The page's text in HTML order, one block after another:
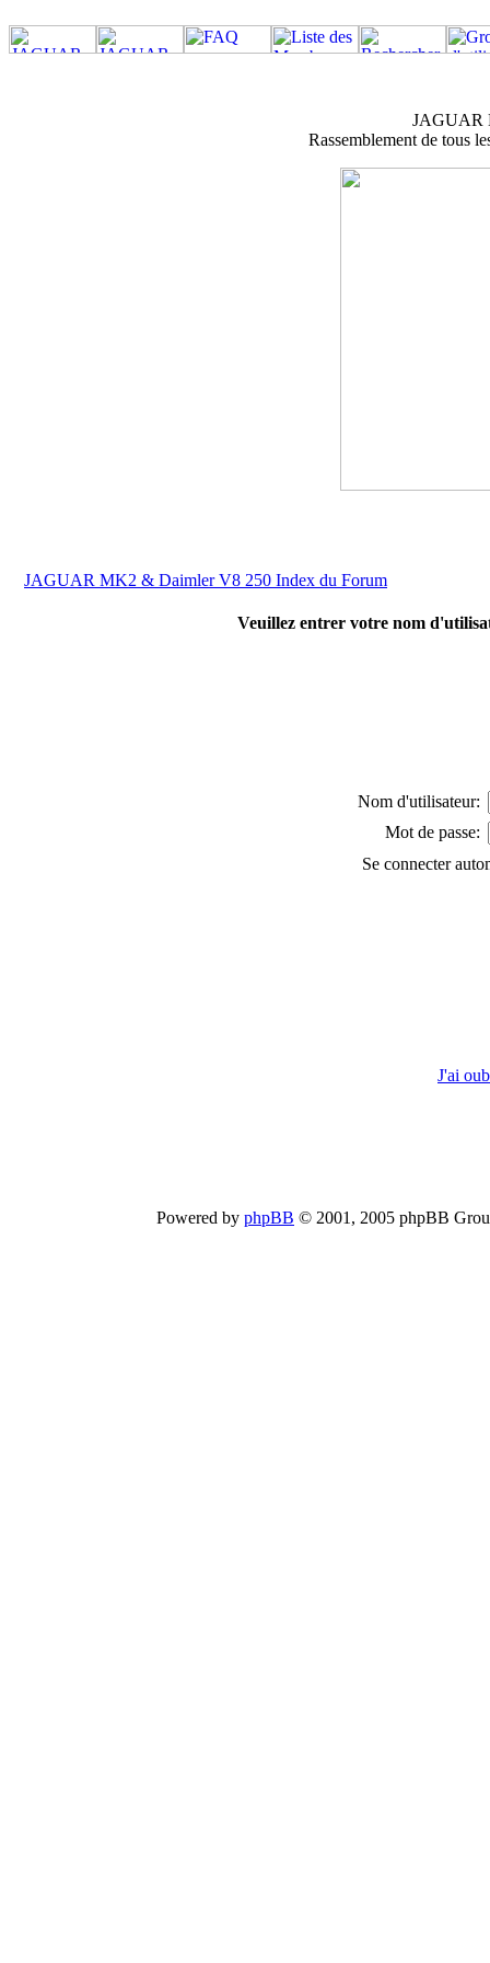
JAGUAR
Rassemblement de tous
JAGUAR MK2 & Daimler V8 250 Index du Forum
Veuillez entrer votre nom
Nom d'utilisateur:
Mot de passe:
Se connecter
J'ai
Powered by phpBB © 2001, 2005 phpBB